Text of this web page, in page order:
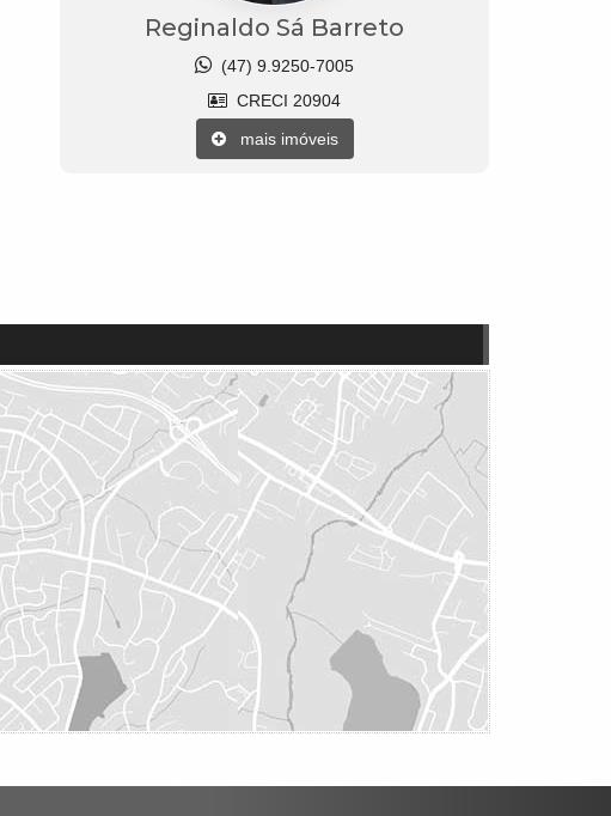
Reginaldo Sá Barreto
(47) 9.9250-7005
CRECI 20904
mais imóveis